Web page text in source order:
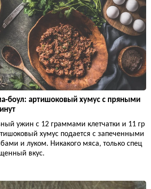
боул: артишоковый хумус с пряными
ужин с 12 граммами клетчатки и 11 гр
хумус подается с запеченными
и луком. Никакого мяса, только спец
вкус.